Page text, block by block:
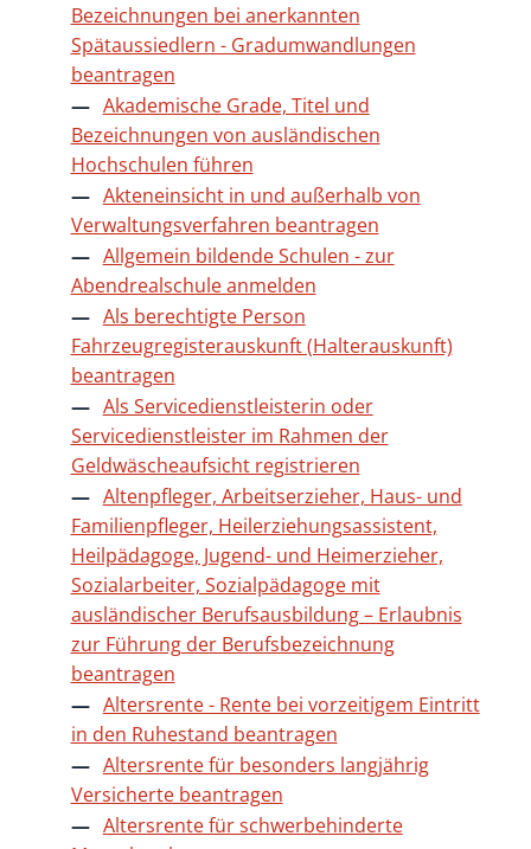
Bezeichnungen bei anerkannten
Spätaussiedlern - Gradumwandlungen
beantragen
Akademische Grade, Titel und
Bezeichnungen von ausländischen
Hochschulen führen
Akteneinsicht in und außerhalb von
Verwaltungsverfahren beantragen
Allgemein bildende Schulen - zur
Abendrealschule anmelden
Als berechtigte Person
Fahrzeugregisterauskunft (Halterauskunft)
beantragen
Als Servicedienstleisterin oder
Servicedienstleister im Rahmen der
Geldwäscheaufsicht registrieren
Altenpfleger, Arbeitserzieher, Haus- und
Familienpfleger, Heilerziehungsassistent,
Heilpädagoge, Jugend- und Heimerzieher,
Sozialarbeiter, Sozialpädagoge mit
ausländischer Berufsausbildung – Erlaubnis
zur Führung der Berufsbezeichnung
beantragen
Altersrente - Rente bei vorzeitigem Eintritt
in den Ruhestand beantragen
Altersrente für besonders langjährig
Versicherte beantragen
Altersrente für schwerbehinderte